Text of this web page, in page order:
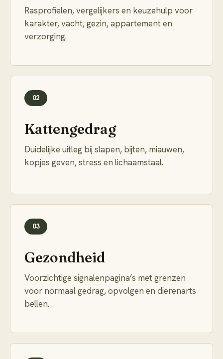
Rasprofielen, vergelijkers en keuzehulp voor
karakter, vacht, gezin, appartement en
verzorging.
02
Kattengedrag
Duidelijke uitleg bij slapen, bijten, miauwen,
kopjes geven, stress en lichaamstaal.
03
Gezondheid
Voorzichtige signalenpagina’s met grenzen
voor normaal gedrag, opvolgen en dierenarts
bellen.